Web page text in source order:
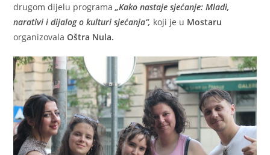
drugom dijelu programa „Kako nastaje sjećanje: Mladi,
narativi i dijalog o kulturi sjećanja“, koji je u Mostaru
organizovalaOštra Nula.